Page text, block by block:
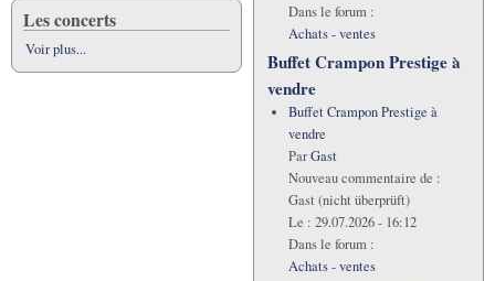
Les concerts
Voir plus...
Dans le forum :
Achats - ventes
Buffet Crampon Prestige à
vendre
Buffet Crampon Prestige à
vendre
ParGast
Nouveau commentaire de :
Gast (nicht überprüft)
Le : 29.07.2026 - 16:12
Dans le forum :
Achats - ventes